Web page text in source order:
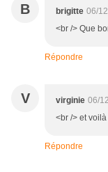
B brigitte 06/
<br /> Que
Répondre
V virginie 06/
<br /> et
Répondre